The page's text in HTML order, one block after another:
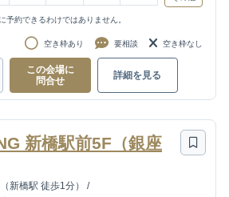
予約できるわけではありません。
空き枠あり 要相談 空き枠なし
この会場に
問合せ
詳細を見る
新橋駅前5F（銀座
新橋駅 徒歩1分）
/